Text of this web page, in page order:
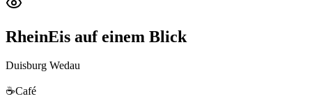
RheinEis auf einem Blick
Duisburg Wedau
☕Café